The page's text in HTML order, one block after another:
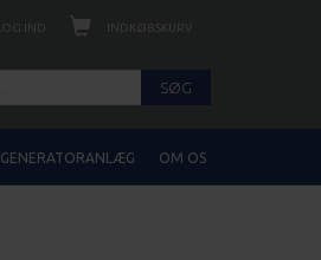
INDKØBSKURV
LOG IND
SØG
GENERATORANLÆG OM OS